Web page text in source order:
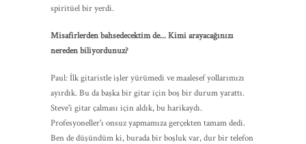
spiritüel bir yerdi.
Misafirlerden bahsedecektim de...Kimi arayacağınızı
nereden biliyordunuz?
Paul: İlk gitaristle işler yürümedi ve maalesef yollarımızı
ayırdık. Bu da başka bir gitar için boş bir durum yarattı.
Steve'i gitar çalması için aldık, bu harikaydı.
Profesyoneller'ı onsuz yapmamıza gerçekten tamam dedi.
Ben de düşündüm ki, burada bir boşluk var, dur bir telefon